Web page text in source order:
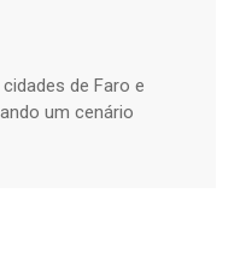
de Faro e
um cenário